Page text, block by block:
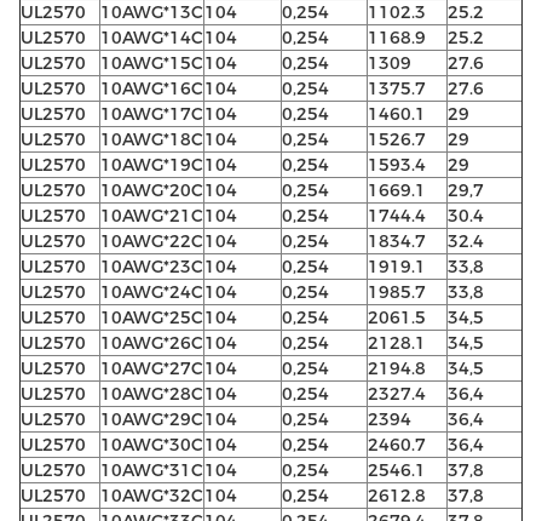
UL2570
10AWG*13C104 0,254 1102.3
25.2
UL2570
10AWG*14C104 0,254 1168.9
25.2
UL2570
10AWG*15C104 0,254 1309
27.6
UL2570
10AWG*16C104 0,254 1375.7
27.6
UL2570
10AWG*17C104 0,254 1460.1
29
UL2570
10AWG*18C104 0,254 1526.7
29
UL2570
10AWG*19C104 0,254 1593.4
29
UL2570
10AWG*20C104 0,254 1669.1
29,7
UL2570
10AWG*21C104 0,254 1744.4
30.4
UL2570
10AWG*22C104 0,254 1834.7
32.4
UL2570
10AWG*23C104 0,254 1919.1
33,8
UL2570
10AWG*24C104 0,254 1985.7
33,8
UL2570
10AWG*25C104 0,254 2061.5
34,5
UL2570
10AWG*26C104 0,254 2128.1
34,5
UL2570
10AWG*27C104 0,254 2194.8
34,5
UL2570
10AWG*28C104 0,254 2327.4
36,4
UL2570
10AWG*29C104 0,254 2394
36,4
UL2570
10AWG*30C104 0,254 2460.7
36,4
UL2570
10AWG*31C104 0,254 2546.1
37,8
UL2570
10AWG*32C104 0,254 2612.8
37,8